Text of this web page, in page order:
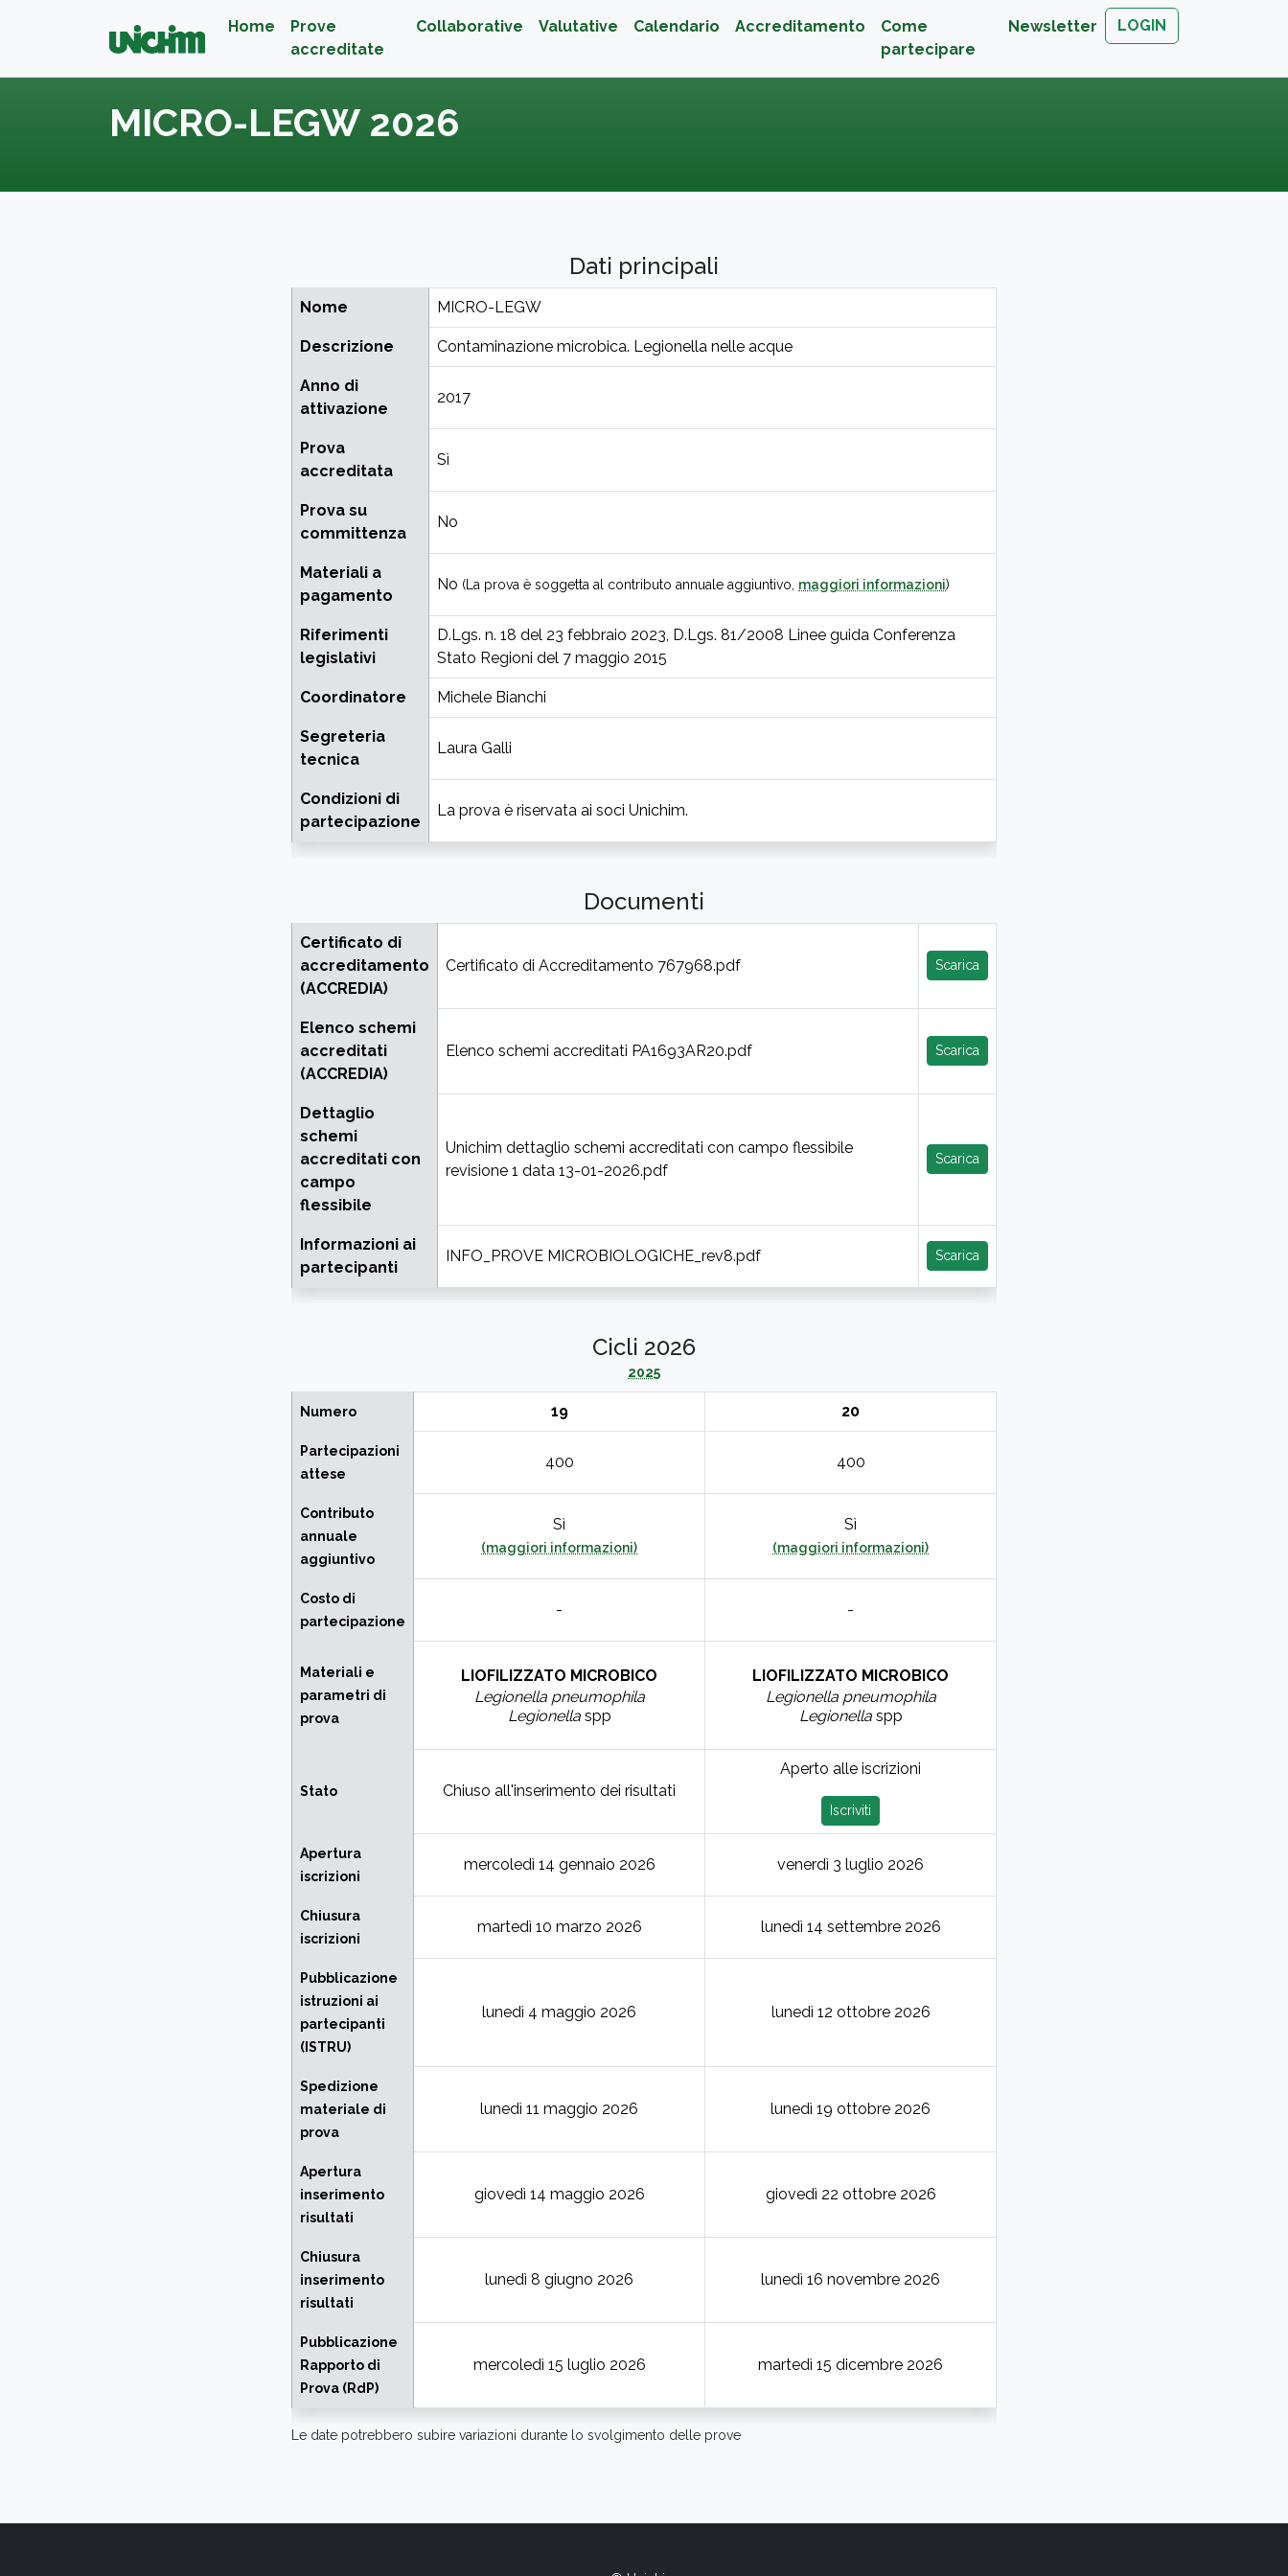
Home
Prove
accreditate
Collaborative Valutative Calendario Accreditamento
Come
partecipare
Newsletter LOGIN
MICRO-LEGW 2026
Dati principali
Nome MICRO-LEGW
Descrizione Contaminazione microbica. Legionella nelle acque
Anno di
attivazione
2017
Prova
accreditata
Sì
Prova su
committenza
No
Materiali a
pagamento
No (La prova è soggetta al contributo annuale aggiuntivo, maggiori informazioni)
Riferimenti
legislativi
D.Lgs. n. 18 del 23 febbraio 2023, D.Lgs. 81/2008 Linee guida Conferenza
Stato Regioni del 7 maggio 2015
Coordinatore Michele Bianchi
Segreteria
tecnica
Laura Galli
Condizioni di
partecipazione
La prova è riservata ai soci Unichim.
Documenti
Certificato di
accreditamento
(ACCREDIA)
Certificato di Accreditamento 767968.pdf Scarica
Elenco schemi
accreditati
(ACCREDIA)
Elenco schemi accreditati PA1693AR20.pdf Scarica
Dettaglio
schemi
accreditati con
campo
flessibile
Unichim dettaglio schemi accreditati con campo flessibile
revisione 1 data 13-01-2026.pdf
Scarica
Informazioni ai
partecipanti
INFO_PROVE MICROBIOLOGICHE_rev8.pdf Scarica
Cicli 2026
2025
Numero 19 20
Partecipazioni
attese
400 400
Contributo
annuale
aggiuntivo
Sì
(maggiori informazioni)
Sì
(maggiori informazioni)
Costo di
partecipazione
- -
Materiali e
parametri di
prova
LIOFILIZZATO MICROBICO
Legionella pneumophila
Legionellaspp
LIOFILIZZATO MICROBICO
Legionella pneumophila
Legionellaspp
Stato Chiuso all'inserimento dei risultati
Aperto alle iscrizioni
Iscriviti
Apertura
iscrizioni
mercoledì 14 gennaio 2026 venerdì 3 luglio 2026
Chiusura
iscrizioni
martedì 10 marzo 2026 lunedì 14 settembre 2026
Pubblicazione
istruzioni ai
partecipanti
(ISTRU)
lunedì 4 maggio 2026 lunedì 12 ottobre 2026
Spedizione
materiale di
prova
lunedì 11 maggio 2026 lunedì 19 ottobre 2026
Apertura
inserimento
risultati
giovedì 14 maggio 2026 giovedì 22 ottobre 2026
Chiusura
inserimento
risultati
lunedì 8 giugno 2026 lunedì 16 novembre 2026
Pubblicazione
Rapporto di
Prova (RdP)
mercoledì 15 luglio 2026 martedì 15 dicembre 2026
Le date potrebbero subire variazioni durante lo svolgimento delle prove